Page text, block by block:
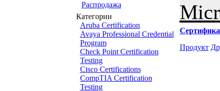
Распродажа
Категории
Aruba Certification
Avaya Professional Credential
Program
Check Point Certification
Testing
Cisco Certifications
CompTIA Certification
Testing
Продукт